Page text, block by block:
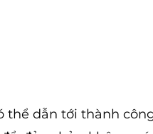
thể dẫn tới thành